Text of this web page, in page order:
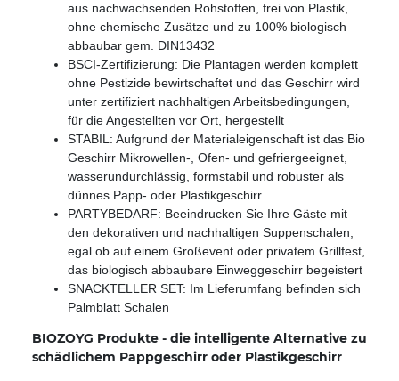
aus nachwachsenden Rohstoffen, frei von Plastik,
ohne chemische Zusätze und zu 100% biologisch
abbaubar gem. DIN13432
BSCI-Zertifizierung: Die Plantagen werden komplett
ohne Pestizide bewirtschaftet und das Geschirr wird
unter zertifiziert nachhaltigen Arbeitsbedingungen,
für die Angestellten vor Ort, hergestellt
STABIL: Aufgrund der Materialeigenschaft ist das Bio
Geschirr Mikrowellen-, Ofen- und gefriergeeignet,
wasserundurchlässig, formstabil und robuster als
dünnes Papp- oder Plastikgeschirr
PARTYBEDARF: Beeindrucken Sie Ihre Gäste mit
den dekorativen und nachhaltigen Suppenschalen,
egal ob auf einem Großevent oder privatem Grillfest,
das biologisch abbaubare Einweggeschirr begeistert
SNACKTELLER SET: Im Lieferumfang befinden sich
Palmblatt Schalen
BIOZOYG Produkte - die intelligente Alternative zu
schädlichem Pappgeschirr oder Plastikgeschirr